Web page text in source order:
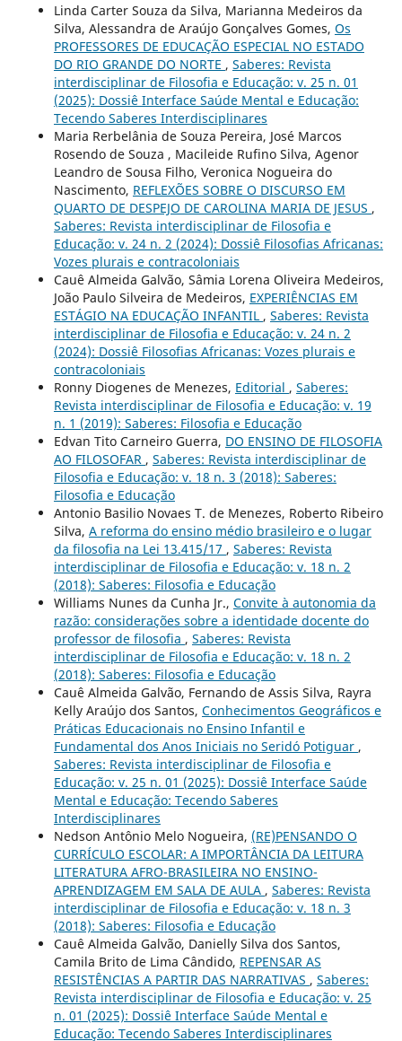
Linda Carter Souza da Silva, Marianna Medeiros da
Silva, Alessandra de Araújo Gonçalves Gomes, Os
PROFESSORES DE EDUCAÇÃO ESPECIAL NO ESTADO
DO RIO GRANDE DO NORTE , Saberes: Revista
interdisciplinar de Filosofia e Educação: v. 25 n. 01
(2025): Dossiê Interface Saúde Mental e Educação:
Tecendo Saberes Interdisciplinares
Maria Rerbelânia de Souza Pereira, José Marcos
Rosendo de Souza , Macileide Rufino Silva, Agenor
Leandro de Sousa Filho, Veronica Nogueira do
Nascimento, REFLEXÕES SOBRE O DISCURSO EM
QUARTO DE DESPEJO DE CAROLINA MARIA DE JESUS ,
Saberes: Revista interdisciplinar de Filosofia e
Educação: v. 24 n. 2 (2024): Dossiê Filosofias Africanas:
Vozes plurais e contracoloniais
Cauê Almeida Galvão, Sâmia Lorena Oliveira Medeiros,
João Paulo Silveira de Medeiros, EXPERIÊNCIAS EM
ESTÁGIO NA EDUCAÇÃO INFANTIL , Saberes: Revista
interdisciplinar de Filosofia e Educação: v. 24 n. 2
(2024): Dossiê Filosofias Africanas: Vozes plurais e
contracoloniais
Ronny Diogenes de Menezes, Editorial , Saberes:
Revista interdisciplinar de Filosofia e Educação: v. 19
n. 1 (2019): Saberes: Filosofia e Educação
Edvan Tito Carneiro Guerra, DO ENSINO DE FILOSOFIA
AO FILOSOFAR , Saberes: Revista interdisciplinar de
Filosofia e Educação: v. 18 n. 3 (2018): Saberes:
Filosofia e Educação
Antonio Basilio Novaes T. de Menezes, Roberto Ribeiro
Silva, A reforma do ensino médio brasileiro e o lugar
da filosofia na Lei 13.415/17 , Saberes: Revista
interdisciplinar de Filosofia e Educação: v. 18 n. 2
(2018): Saberes: Filosofia e Educação
Williams Nunes da Cunha Jr., Convite à autonomia da
razão: considerações sobre a identidade docente do
professor de filosofia , Saberes: Revista
interdisciplinar de Filosofia e Educação: v. 18 n. 2
(2018): Saberes: Filosofia e Educação
Cauê Almeida Galvão, Fernando de Assis Silva, Rayra
Kelly Araújo dos Santos, Conhecimentos Geográficos e
Práticas Educacionais no Ensino Infantil e
Fundamental dos Anos Iniciais no Seridó Potiguar ,
Saberes: Revista interdisciplinar de Filosofia e
Educação: v. 25 n. 01 (2025): Dossiê Interface Saúde
Mental e Educação: Tecendo Saberes
Interdisciplinares
Nedson Antônio Melo Nogueira, (RE)PENSANDO O
CURRÍCULO ESCOLAR: A IMPORTÂNCIA DA LEITURA
LITERATURA AFRO-BRASILEIRA NO ENSINO-
APRENDIZAGEM EM SALA DE AULA , Saberes: Revista
interdisciplinar de Filosofia e Educação: v. 18 n. 3
(2018): Saberes: Filosofia e Educação
Cauê Almeida Galvão, Danielly Silva dos Santos,
Camila Brito de Lima Cândido, REPENSAR AS
RESISTÊNCIAS A PARTIR DAS NARRATIVAS , Saberes:
Revista interdisciplinar de Filosofia e Educação: v. 25
n. 01 (2025): Dossiê Interface Saúde Mental e
Educação: Tecendo Saberes Interdisciplinares